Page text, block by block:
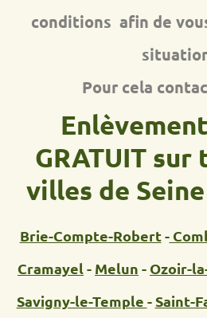
conditions afin de
Pour cela
GRATUIT
villes de
Brie-Compte-Robert -
Cramayel - Melun - Ozoir-
Savigny-le-Temple - Saint-